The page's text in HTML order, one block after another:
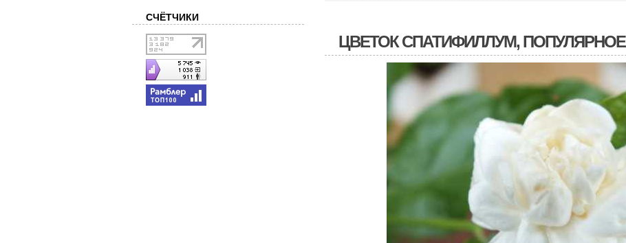
ЦВЕТОК СПАТИФИЛЛУМ, ПОПУЛЯРНОЕ
СЧЁТЧИКИ